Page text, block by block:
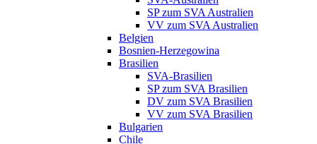
SP zum SVA Australien
VV zum SVA Australien
Belgien
Bosnien-Herzegowina
Brasilien
SVA-Brasilien
SP zum SVA Brasilien
DV zum SVA Brasilien
VV zum SVA Brasilien
Bulgarien
Chile